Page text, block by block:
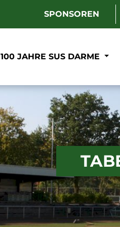
SPONSOREN
100 JAHRE SUS DARME